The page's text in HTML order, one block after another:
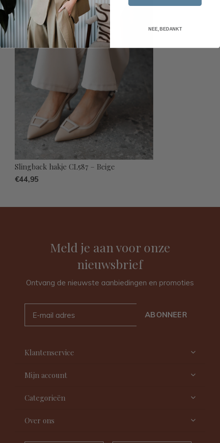
Slingback hakje CL587 – Beige
€44,95
Meld je aan voor onze
nieuwsbrief
Ontvang de nieuwste aanbiedingen en promoties
ABONNEER
Klantenservice
Mijn account
Categorieën
Over ons
NEE, BEDANKT